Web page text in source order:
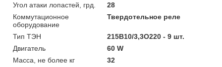
Угол атаки лопастей, грд.
28
Коммутационное
оборудование
Твердотельное реле
Тип ТЭН
215В10/3,3О220 - 9 шт.
Двигатель
60 W
Масса, не более кг
32